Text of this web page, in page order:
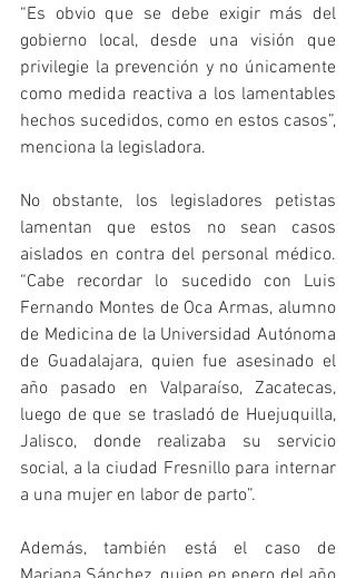
“Es obvio que se debe exigir más del
gobierno local, desde una visión que
privilegie la prevención y no únicamente
como medida reactiva a los lamentables
hechos sucedidos, como en estos casos”,
menciona la legisladora.
No obstante, los legisladores petistas
lamentan que estos no sean casos
aislados en contra del personal médico.
“Cabe recordar lo sucedido con Luis
Fernando Montes de Oca Armas, alumno
de Medicina de la Universidad Autónoma
de Guadalajara, quien fue asesinado el
año pasado en Valparaíso, Zacatecas,
luego de que se trasladó de Huejuquilla,
Jalisco, donde realizaba su servicio
social, a la ciudad Fresnillo para internar
a una mujer en labor de parto”.
Además, también está el caso de